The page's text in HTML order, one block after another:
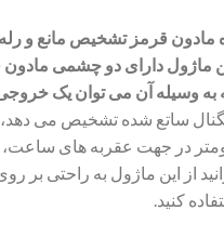
ماژول دارای دو چشمی مادون
وسیله آن می توان یک
در جهت عقربه های
از این ماژول به راحتی بر
کنید.